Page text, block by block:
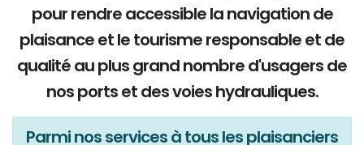
pour rendre accessible la navigation de
plaisance et le tourisme responsable et de
qualité au plus grand nombre d'usagers de
nos ports et des voies hydrauliques.
Parmi nos services à tous les plaisanciers